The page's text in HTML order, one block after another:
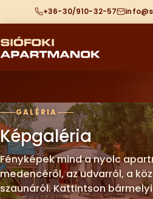
+36-30/910-32-57
GALÉRIA
Képgaléria
Fényképek mind a nyolc
medencéről, az udvarról, a
szaunáról. Kattintson